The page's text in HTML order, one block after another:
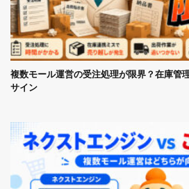
複数モール運営の受注処理が限界？在庫管
サイン